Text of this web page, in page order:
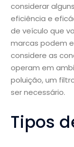
considerar
eficiência e
de veículo que
marcas podem
considere as
operam em
poluição, um
ser necessário.
Tipos